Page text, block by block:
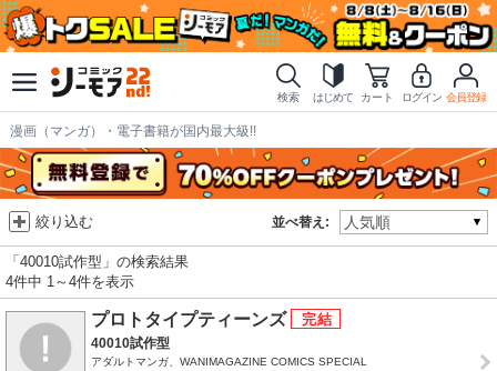
検索 はじめて カート ログイン 会員登録
漫画（マンガ）・電子書籍が国内最大級!!
並べ替え:
絞り込む
「40010試作型」の検索結果
4件中 1～4件を表示
プロトタイプティーンズ
40010試作型
アダルトマンガ、WANIMAGAZINE COMICS SPECIAL